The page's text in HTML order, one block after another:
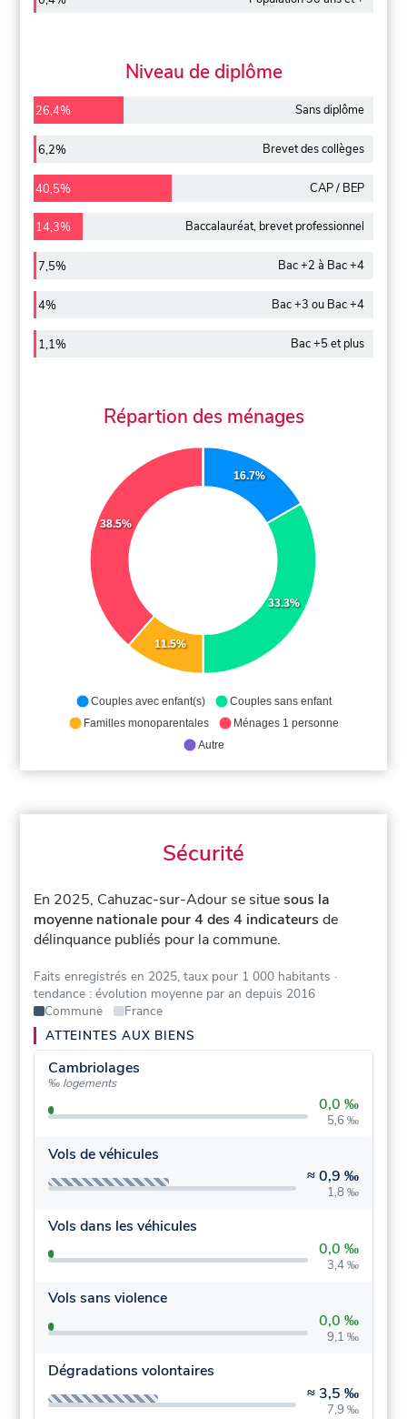
Niveau de diplôme
26,4% Sans diplôme
6,2% Brevet des collèges
40,5% CAP / BEP
14,3% Baccalauréat, brevet professionnel
7,5% Bac +2 à Bac +4
4% Bac +3 ou Bac +4
1,1% Bac +5 et plus
Répartion des ménages
16.7%
33.3%
11.5%
38.5%
Couples avec enfant(s)
Couples sans enfant
Familles monoparentales
Ménages 1 personne
Autre
Sécurité
En 2025, Cahuzac-sur-Adour se situesous la
moyenne nationale pour 4 des 4 indicateurs de
délinquance publiés pour la commune.
Faits enregistrés en 2025, taux pour 1 000 habitants ·
tendance : évolution moyenne par an depuis 2016
Commune
France
ATTEINTES AUX BIENS
Cambriolages
‰ logements
0,0 ‰
5,6 ‰
Vols de véhicules
≈0,9 ‰
1,8 ‰
Vols dans les véhicules
0,0 ‰
3,4 ‰
Vols sans violence
0,0 ‰
9,1 ‰
Dégradations volontaires
≈ 3,5 ‰
7,9 ‰